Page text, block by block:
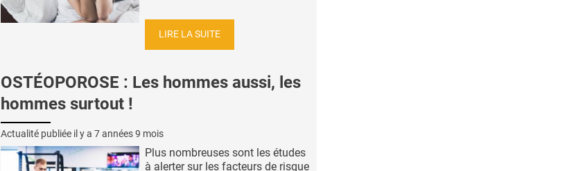
LIRE LA SUITE
OSTÉOPOROSE : Les hommes aussi, les
hommes surtout !
Actualité publiée il y a 7 années 9 mois
Plus nombreuses sont les études
à alerter sur les facteurs de risque